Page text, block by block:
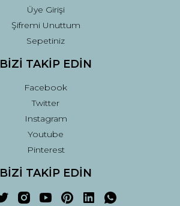
Üye Girişi
Şifremi Unuttum
Sepetiniz
BİZİ TAKİP EDİN
Facebook
Twitter
Instagram
Youtube
Pinterest
BİZİ TAKİP EDİN